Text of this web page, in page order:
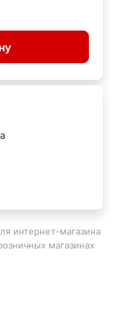
интернет-магазина
магазинах